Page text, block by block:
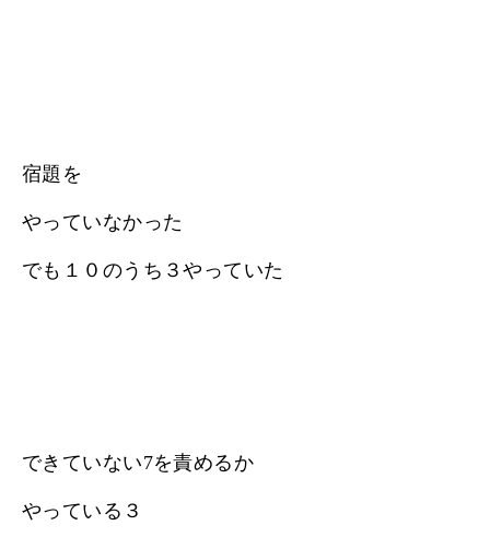
宿題を
やっていなかった
でも１０のうち３やっていた
できていない7を責めるか
やっている３